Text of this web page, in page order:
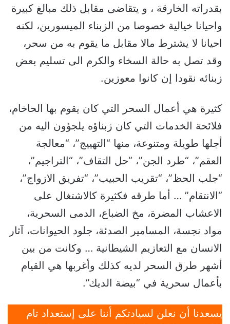
بقدراته الخارقة ، و يتقاضى مقابل ذلك مبالغ كبيرة
واحيانا خيالية خصوصا من الزبناء الميسورين، لكنه
احيانا لا يشترط مالا مقابل ما يقوم به من سحر،
وقد تصل به حالة السخاء والكرم الى تسليم بعض
زبنائه نقودا إن كانوا معوزين.
كثيرة هي أعمال السحر التي كان يقوم بها الحاخام،
فلائحة الخدمات التي كان زبناؤه يلجؤون اليه من
أجلها طويلة ومتنوعة، منها “التهييج”، “معالجة
العقم”، “طرد الجن”، “حل التقاف”، “التراجيم”،
“جلب الحظ”، “تقريب الحبيب”، “تفريق الازواج”،
“الانتقام” … أما طرقه فكثيرة كالاشتغال على
الاعشاب المضرة، مخ الضباع، الدمى السحرية،
مواد نجسة، المسامير الصدئة، جلود الحيوانات، آثار
الانسان مع التعازيم الشيطانية … وكانت من بين
أشهر طرق السحر لديه كذلك وأغربها هي القيام
بأعمال سحرية في “بيضة الديك”.
يسعدنا أن نعلن لسيادتكم أننا على إستعداد تام